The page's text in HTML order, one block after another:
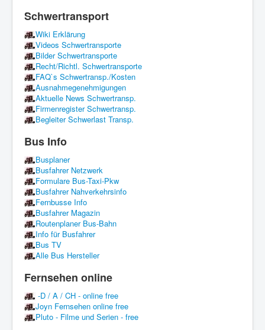
Schwertransport
Wiki Erklärung
Videos Schwertransporte
Bilder Schwertransporte
Recht/Richtl. Schwertransporte
FAQ`s Schwertransp./Kosten
Ausnahmegenehmigungen
Aktuelle News Schwertransp.
Firmenregister Schwertransp.
Begleiter Schwerlast Transp.
Bus Info
Busplaner
Busfahrer Netzwerk
Formulare Bus-Taxi-Pkw
Busfahrer Nahverkehrsinfo
Fernbusse Info
Busfahrer Magazin
Routenplaner Bus-Bahn
Info für Busfahrer
Bus TV
Alle Bus Hersteller
Fernsehen online
-D / A / CH - online free
Joyn Fernsehen online free
Pluto - Filme und Serien - free